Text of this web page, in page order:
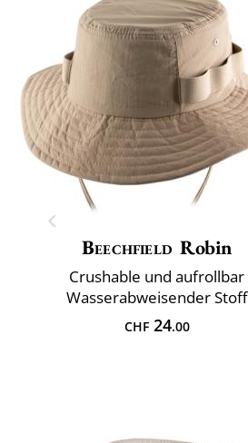
Beechfield Robin
Crushable und aufrollbar
Wasserabweisender Stoff
CHF24.00